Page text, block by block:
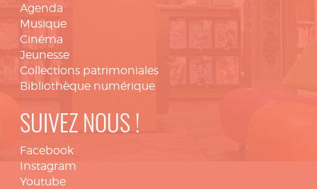
Agenda
Musique
Cinéma
Jeunesse
Collections patrimoniales
Bibliothèque numérique
SUIVEZ NOUS !
Facebook
Instagram
Youtube